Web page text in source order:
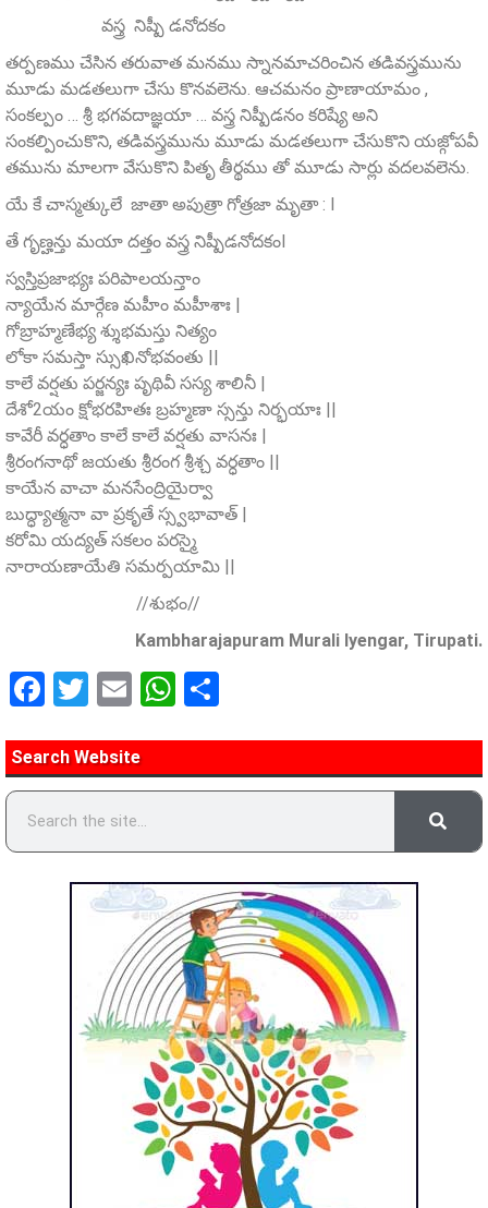
వస్త్ర నిష్పీ డనోదకం
తర్పణము చేసిన తరువాత మనము స్నానమాచరించిన తడివస్త్రమును
మూడు మడతలుగా చేసు కొనవలెను. ఆచమనం ప్రాణాయామం ,
సంకల్పం … శ్రీ భగవదాజ్ఞయా … వస్త్ర నిష్పీడనం కరిష్యే అని
సంకల్పించుకొని, తడివస్త్రమును మూడు మడతలుగా చేసుకొని యజ్గోపవీ
తమును మాలగా వేసుకొని పితృ తీర్థము తో మూడు సార్లు వదలవలెను.
యే కే చాస్మత్కులే జాతా అపుత్రా గోత్రజా మృతా : l
తే గృణ్హన్తు మయా దత్తం వస్త్ర నిష్పీడనోదకంl
స్వస్తిప్రజాభ్యః పరిపాలయన్తాం
న్యాయేన మార్గేణ మహీం మహీశాః |
గోబ్రాహ్మణేభ్య శ్శుభమస్తు నిత్యం
లోకా సమస్తా స్సుఖినోభవంతు ||
కాలే వర్షతు పర్జన్యః పృథివీ సస్య శాలినీ |
దేశో2యం క్షోభరహితః బ్రహ్మణా స్సన్తు నిర్భయాః ||
కావేరీ వర్ధతాం కాలే కాలే వర్షతు వాసనః |
శ్రీరంగనాథో జయతు శ్రీరంగ శ్రీశ్చ వర్ధతాం ||
కాయేన వాచా మనసేంద్రియైర్వా
బుద్ధ్యాత్మనా వా ప్రకృతే స్స్వభావాత్ |
కరోమి యద్యత్ సకలం పరస్మై
నారాయణాయేతి సమర్పయామి ||
//శుభం//
Kambharajapuram Murali Iyengar, Tirupati.
Facebook
Twitter
EmailWhatsApp
Search Website